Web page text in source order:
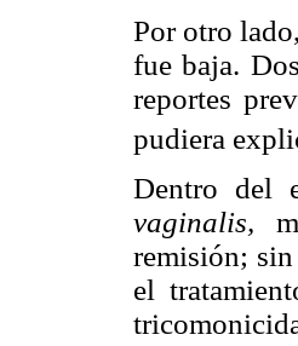
Por otro
fue baja.
reportes
pudiera
Dentro del
vaginalis,
remisión; sin
el